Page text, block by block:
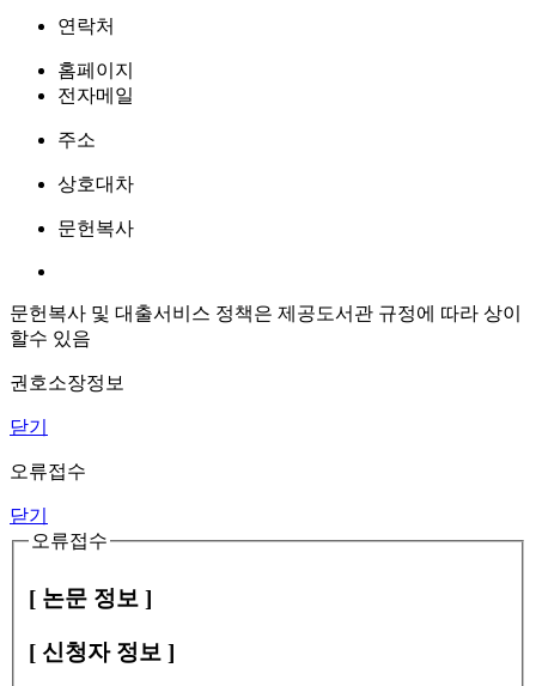
연락처
홈페이지
전자메일
주소
상호대차
문헌복사
문헌복사 및 대출서비스 정책은 제공도서관 규정에 따라 상이
할수 있음
권호소장정보
닫기
오류접수
닫기
오류접수
[ 논문 정보 ]
[ 신청자 정보 ]